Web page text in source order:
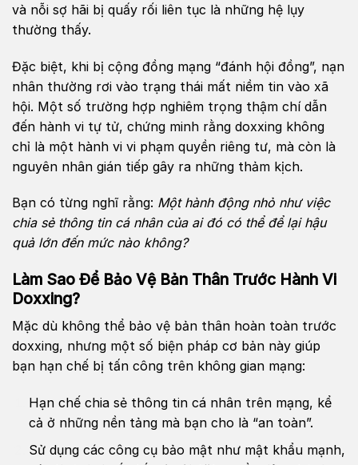
và nỗi sợ hãi bị quấy rối liên tục là những hệ lụy
thường thấy.
Đặc biệt, khi bị cộng đồng mạng “đánh hội đồng”, nạn
nhân thường rơi vào trạng thái mất niềm tin vào xã
hội. Một số trường hợp nghiêm trọng thậm chí dẫn
đến hành vi tự tử, chứng minh rằng doxxing không
chỉ là một hành vi vi phạm quyền riêng tư, mà còn là
nguyên nhân gián tiếp gây ra những thảm kịch.
Bạn có từng nghĩ rằng: Một hành động nhỏ như việc
chia sẻ thông tin cá nhân của ai đó có thể để lại hậu
quả lớn đến mức nào không?
Làm Sao Để Bảo Vệ Bản Thân Trước Hành Vi
Doxxing?
Mặc dù không thể bảo vệ bản thân hoàn toàn trước
doxxing, nhưng một số biện pháp cơ bản này giúp
bạn hạn chế bị tấn công trên không gian mạng:
Hạn chế chia sẻ thông tin cá nhân trên mạng, kể
cả ở những nền tảng mà bạn cho là “an toàn”.
Sử dụng các công cụ bảo mật như mật khẩu mạnh,